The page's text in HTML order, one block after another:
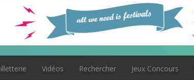
Vidéos Rechercher Jeux Concours